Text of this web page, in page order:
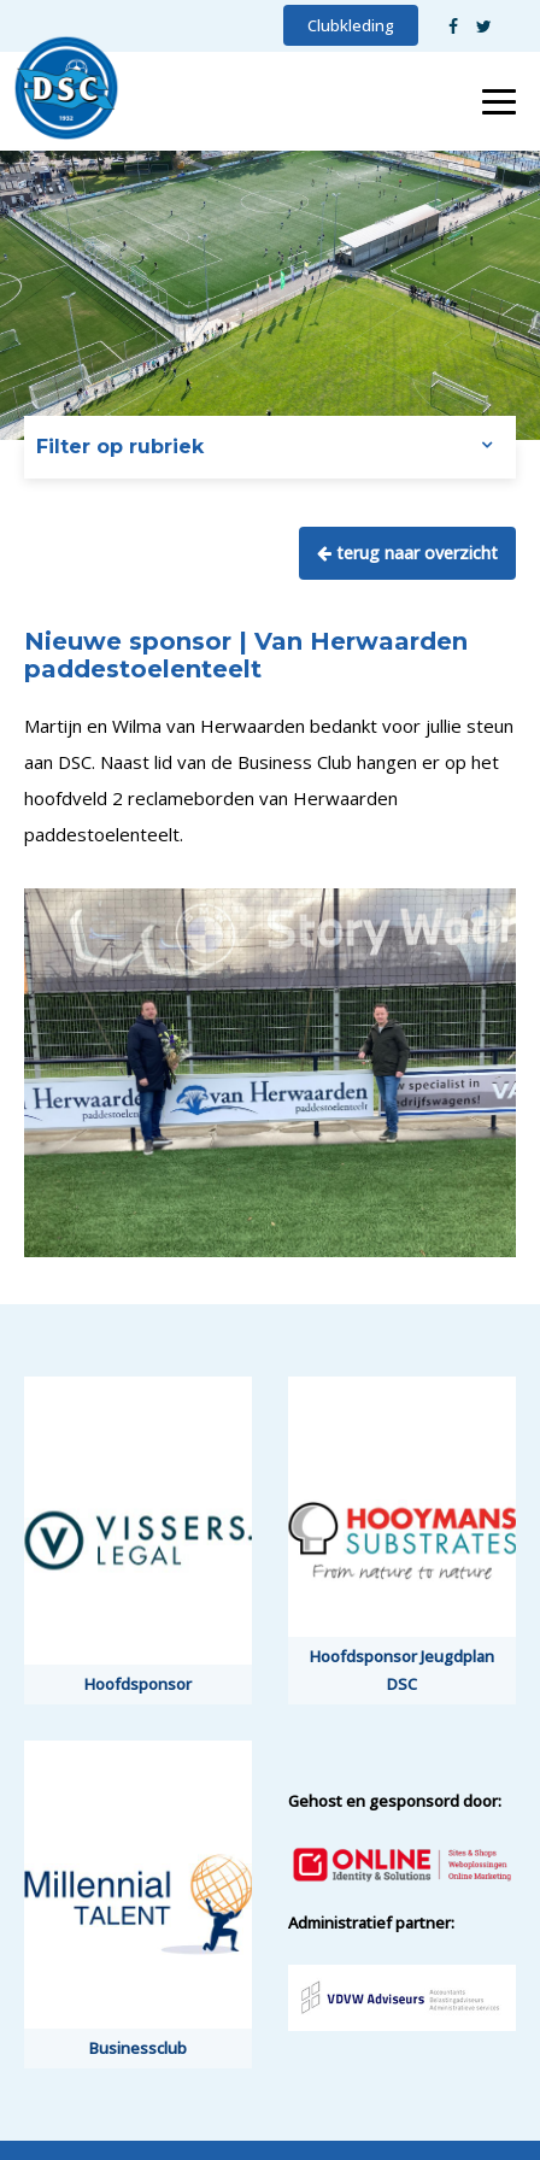
Clubkleding
Filter op rubriek
terug naar overzicht
Nieuwe sponsor | Van Herwaarden
paddestoelenteelt
Martijn en Wilma van Herwaarden bedankt voor jullie steun
aan DSC. Naast lid van de Business Club hangen er op het
hoofdveld 2 reclameborden van Herwaarden
paddestoelenteelt.
Hoofdsponsor
Hoofdsponsor
Hoofdsponsor Jeugdplan
DSC
Hoofdsponsor Jeugdplan
DSC
Businessclub
Businessclub
Gehost en gesponsord door:
Administratief partner: